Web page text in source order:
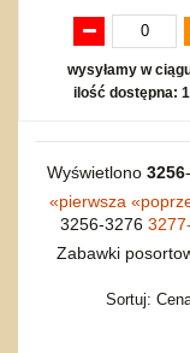
wysyłamy w
ilość dostępna:
Wyświetlono 3256-
«pierwsza «
3256-3276
Zabawki
Sortuj: